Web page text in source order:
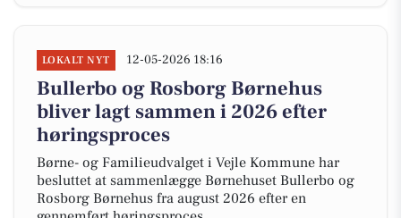
LOKALT NYT 12-05-2026 18:16
Bullerbo og Rosborg Børnehus
bliver lagt sammen i 2026 efter
høringsproces
Børne- og Familieudvalget i Vejle Kommune har
besluttet at sammenlægge Børnehuset Bullerbo og
Rosborg Børnehus fra august 2026 efter en